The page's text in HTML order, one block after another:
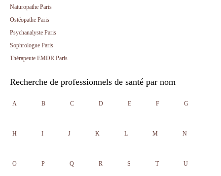
Naturopathe Paris
Ostéopathe Paris
Psychanalyste Paris
Sophrologue Paris
Thérapeute EMDR Paris
Recherche de professionnels de santé par nom
A B C D E F G
H I J K L M N
O P Q R S T U